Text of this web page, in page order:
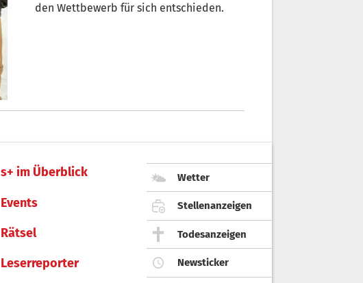
den Wettbewerb für sich entschieden.
s+ im Überblick
Events
Rätsel
Leserreporter
Wetter
Stellenanzeigen
Todesanzeigen
Newsticker